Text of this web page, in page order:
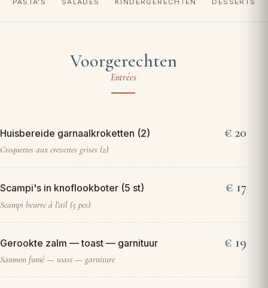
PASTA'S SALADES KINDERGERECHTEN DESSERTS
Voorgerechten
Entrées
Huisbereide garnaalkroketten (2)
Croquettes aux crevettes grises (2)
20
Scampi's in knoflookboter (5 st)
Scampi beurre à l'ail (5 pcs)
17
Gerookte zalm — toast — garnituur
Saumon fumé — toast — garniture
19